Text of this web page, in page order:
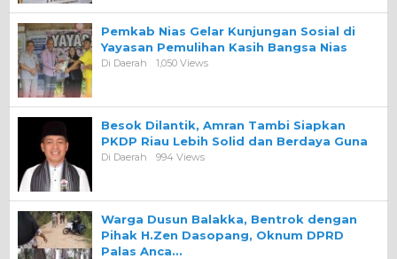
Pemkab Nias Gelar Kunjungan Sosial di
Yayasan Pemulihan Kasih Bangsa Nias
Di Daerah 1,050 Views
Besok Dilantik, Amran Tambi Siapkan
PKDP Riau Lebih Solid dan Berdaya Guna
Di Daerah 994 Views
Warga Dusun Balakka, Bentrok dengan
Pihak H.Zen Dasopang, Oknum DPRD
Palas Anca…